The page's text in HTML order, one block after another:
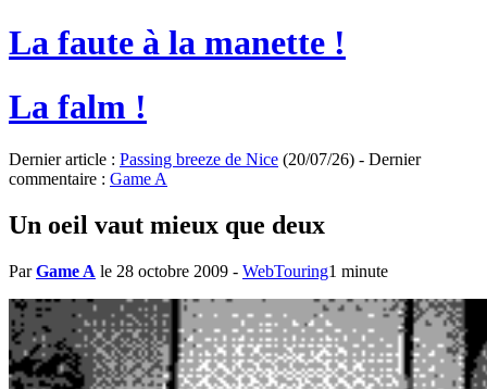
La faute à la manette !
La falm !
Dernier article : Passing breeze de Nice (20/07/26) - Dernier
commentaire : Game A
Un oeil vaut mieux que deux
ParGame A le 28 octobre 2009 - WebTouring1 minute